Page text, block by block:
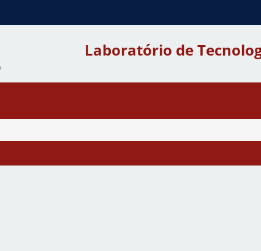
O
CONTEÚDO
Laboratório de